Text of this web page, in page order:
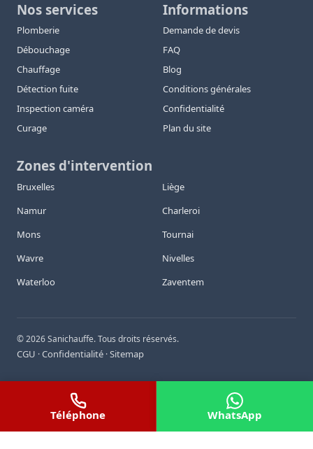
Nos services
Plomberie
Débouchage
Chauffage
Détection fuite
Inspection caméra
Curage
Informations
Demande de devis
FAQ
Blog
Conditions générales
Confidentialité
Plan du site
Zones d'intervention
Bruxelles
Liège
Namur
Charleroi
Mons
Tournai
Wavre
Nivelles
Waterloo
Zaventem
©2026Sanichauffe. Tous droits réservés.
CGU ·Confidentialité ·Sitemap